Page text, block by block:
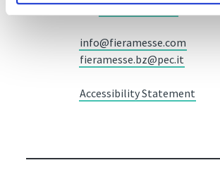
Fax.+39 0471 516111
info@fieramesse.com
fieramesse.bz@pec.it
Accessibility Statement